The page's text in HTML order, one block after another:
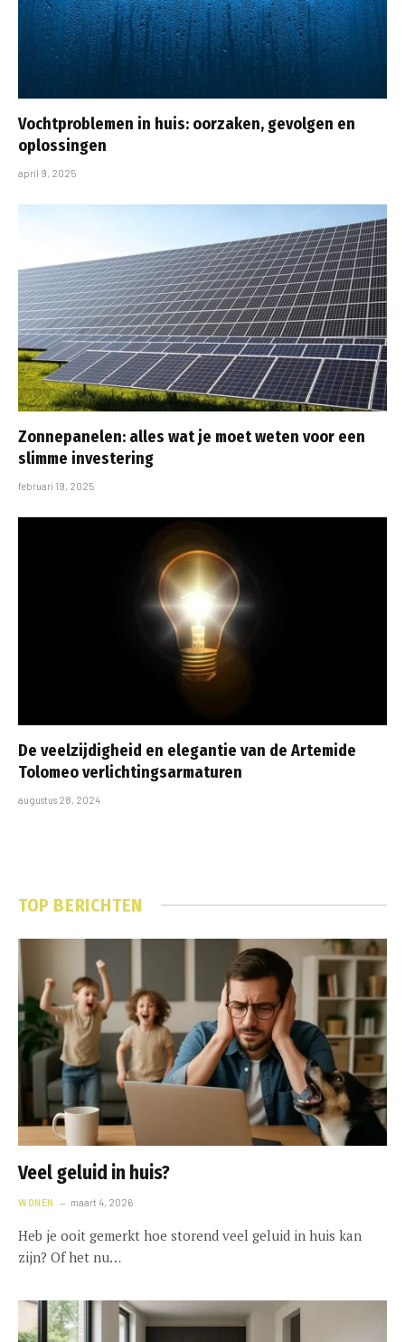
Vochtproblemen in huis: oorzaken, gevolgen en
oplossingen
april 9, 2025
Zonnepanelen: alles wat je moet weten voor een
slimme investering
februari 19, 2025
De veelzijdigheid en elegantie van de Artemide
Tolomeo verlichtingsarmaturen
augustus 28, 2024
TOP BERICHTEN
Veel geluid in huis?
WONEN maart 4, 2026
Heb je ooit gemerkt hoe storend veel geluid in huis kan
zijn? Of het nu…